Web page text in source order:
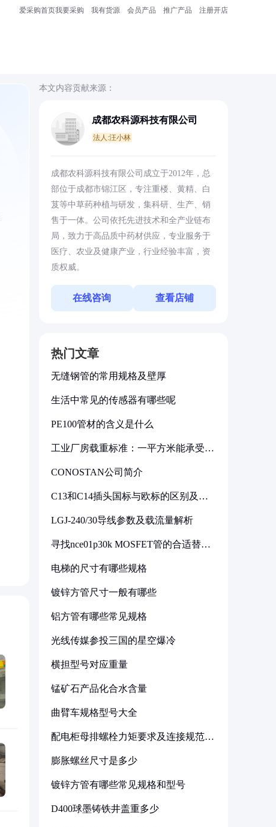
爱采购首页我要采购 我有货源 会员产品 推广产品 注册开店
本文内容贡献来源：
成都农科源科技有限公司
法人:汪小林
成都农科源科技有限公司成立于2012年，总
部位于成都市锦江区，专注重楼、黄精、白
芨等中草药种植与研发，集科研、生产、销
售于一体。公司依托先进技术和全产业链布
局，致力于高品质中药材供应，专业服务于
医疗、农业及健康产业，行业经验丰富，资
质权威。
在线咨询 查看店铺
热门文章
无缝钢管的常用规格及壁厚
生活中常见的传感器有哪些呢
PE100管材的含义是什么
工业厂房载重标准：一平方米能承受多
CONOSTAN公司简介
C13和C14插头国标与欧标的区别及其
LGJ-240/30导线参数及载流量解析
寻找nce01p30k MOSFET管的合适替代
电梯的尺寸有哪些规格
镀锌方管尺寸一般有哪些
铝方管有哪些常见规格
光线传媒参投三国的星空爆冷
横担型号对应重量
锰矿石产品化合水含量
曲臂车规格型号大全
配电柜母排螺栓力矩要求及连接规范详
膨胀螺丝尺寸是多少
镀锌方管有哪些常见规格和型号
D400球墨铸铁井盖重多少